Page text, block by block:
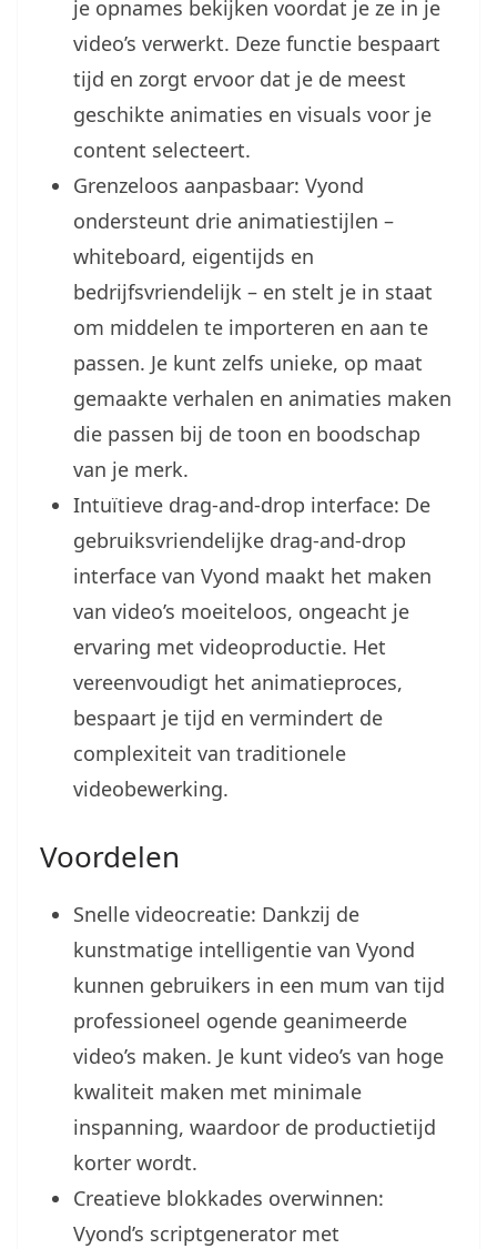
je opnames bekijken voordat je ze in je
video’s verwerkt. Deze functie bespaart
tijd en zorgt ervoor dat je de meest
geschikte animaties en visuals voor je
content selecteert.
Grenzeloos aanpasbaar: Vyond
ondersteunt drie animatiestijlen –
whiteboard, eigentijds en
bedrijfsvriendelijk – en stelt je in staat
om middelen te importeren en aan te
passen. Je kunt zelfs unieke, op maat
gemaakte verhalen en animaties maken
die passen bij de toon en boodschap
van je merk.
Intuïtieve drag-and-drop interface: De
gebruiksvriendelijke drag-and-drop
interface van Vyond maakt het maken
van video’s moeiteloos, ongeacht je
ervaring met videoproductie. Het
vereenvoudigt het animatieproces,
bespaart je tijd en vermindert de
complexiteit van traditionele
videobewerking.
Voordelen
Snelle videocreatie: Dankzij de
kunstmatige intelligentie van Vyond
kunnen gebruikers in een mum van tijd
professioneel ogende geanimeerde
video’s maken. Je kunt video’s van hoge
kwaliteit maken met minimale
inspanning, waardoor de productietijd
korter wordt.
Creatieve blokkades overwinnen:
Vyond’s scriptgenerator met